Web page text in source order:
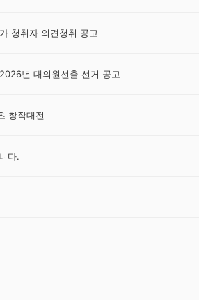
청취자 의견청취 공고
년 대의원선출 선거 공고
창작대전
다.